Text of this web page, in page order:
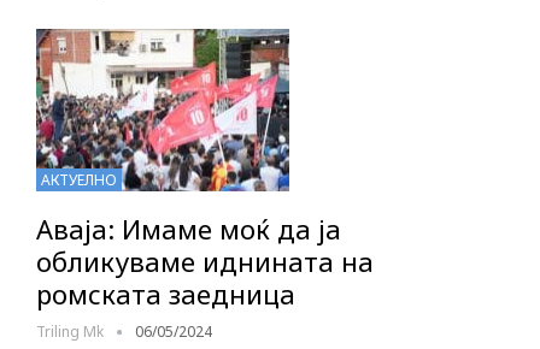
АКТУЕЛНО
Аваја: Имаме моќ да ја
обликуваме иднината на
ромската заедница
Triling Mk 06/05/2024